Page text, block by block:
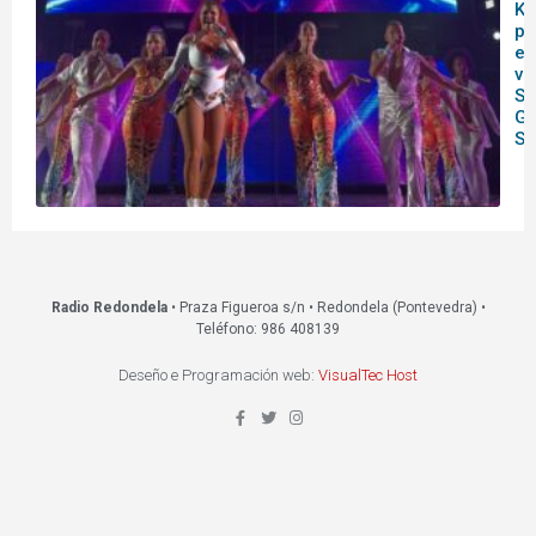
Radio Redondela• Praza Figueroa s/n • Redondela (Pontevedra) •
Teléfono: 986 408139
Deseño e Programación web: VisualTec Host